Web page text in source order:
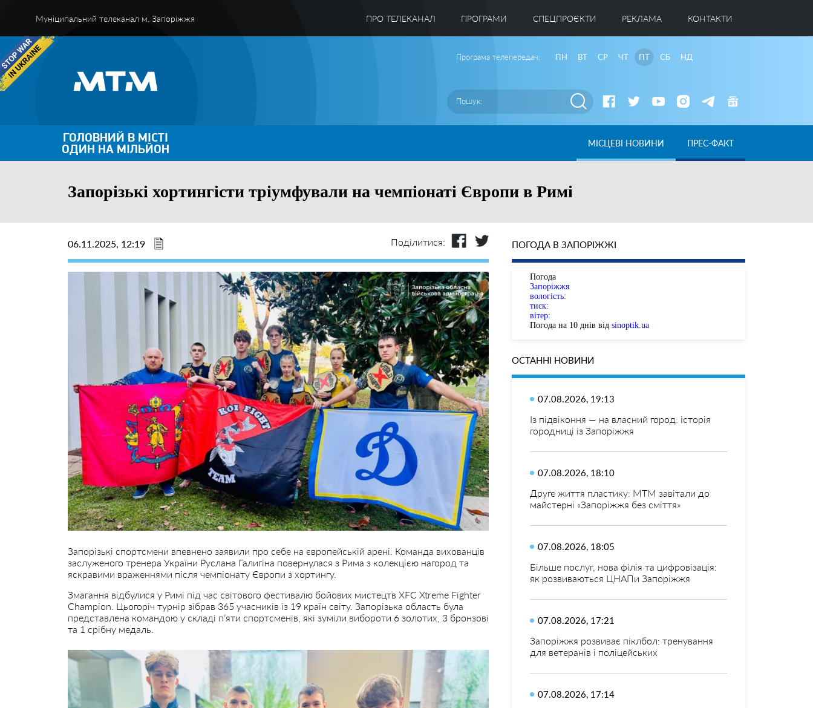
Муніципальний телеканал м. Запоріжжя ПРО ТЕЛЕКАНАЛ ПРОГРАМИ CПЕЦПРОЄКТИ РЕКЛАМА КОНТАКТИ
Програма телепередач: ПН ВТ СР ЧТ ПТ СБ НД
ГОЛОВНИЙ В МІСТІ
ОДИН НА МІЛЬЙОН МІСЦЕВІ НОВИНИ ПРЕС-ФАКТ
Запорізькі хортингісти тріумфували на чемпіонаті Європи в Римі
06.11.2025, 12:19 Поділитися:
Запорізькі спортсмени впевнено заявили про себе на європейській арені. Команда вихованців
заслуженого тренера України Руслана Галигіна повернулася з Рима з колекцією нагород та
яскравими враженнями після чемпіонату Європи з хортингу.
Змагання відбулися у Римі під час світового фестивалю бойових мистецтв XFC Xtreme Fighter
Champion. Цьогоріч турнір зібрав 365 учасників із 19 країн світу. Запорізька область була
представлена командою у складі п’яти спортсменів, які зуміли вибороти 6 золотих, 3 бронзові
та 1 срібну медаль.
ПОГОДА В ЗАПОРІЖЖІ
Погода
Запоріжжя
вологість:
тиск:
вітер:
Погода на 10 днів від sinoptik.ua
ОСТАННІ НОВИНИ
07.08.2026, 19:13
Із підвіконня — на власний город: історія
городниці із Запоріжжя
07.08.2026, 18:10
Друге життя пластику: МТМ завітали до
майстерні «Запоріжжя без сміття»
07.08.2026, 18:05
Більше послуг, нова філія та цифровізація:
як розвиваються ЦНАПи Запоріжжя
07.08.2026, 17:21
Запоріжжя розвиває піклбол: тренування
для ветеранів і поліцейських
07.08.2026, 17:14